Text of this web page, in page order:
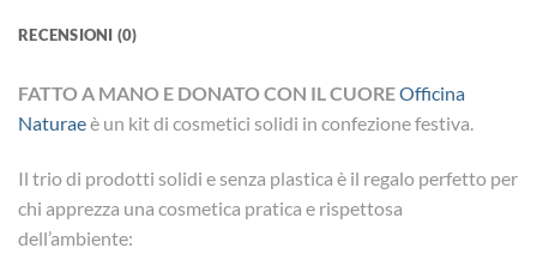
RECENSIONI (0)
FATTO A MANO E DONATO CON IL CUOREOfficina
Naturaeè un kit di cosmetici solidi in confezione festiva.
Il trio di prodotti solidi e senza plastica è il regalo perfetto per
chi apprezza una cosmetica pratica e rispettosa
dell’ambiente: